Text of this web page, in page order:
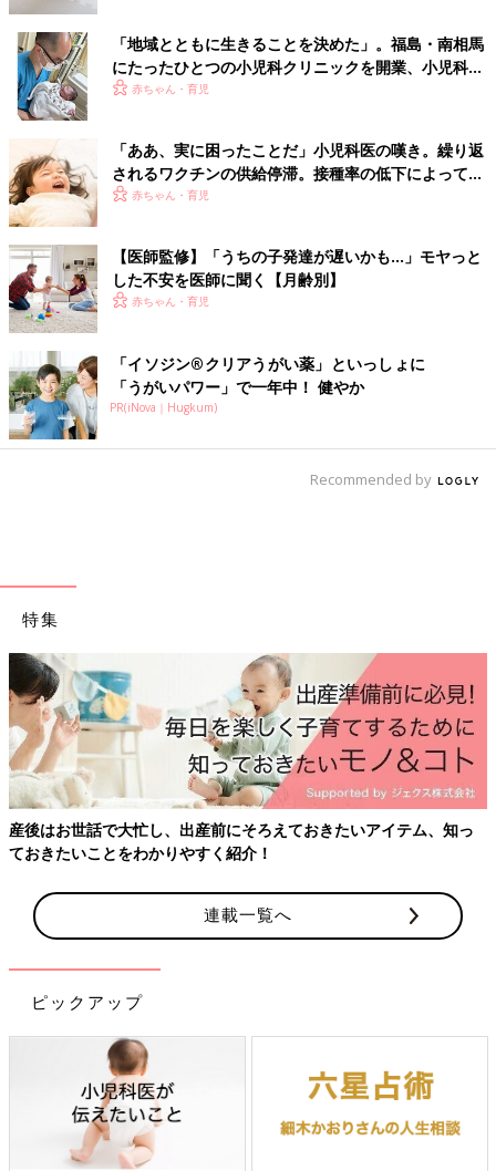
ダウンロード（無料）
育児中におススメの本
クス たまひよ新百科シリーズ)
大人気「新百科シリーズ」の「育児新百科」がリニューアル！
新生児から
マ＆パパができることを徹底紹介。
毎日のお世話を基本からていねいに解説。
新生児期からのお世話も写真でよくわかる！ 月齢別に、体・心
ワンオペおふろの手順など、ママ・パパの「困った！」を具体的
なテクで解決。
予防接種や乳幼児健診、事故・けがの予防と対策、病気の受診の
目安などもわかりやすく紹介しています。
楽天ブックスで購入
「地域とともに生きることを決めた」。福島・南相馬
にたったひとつの小児科クリニックを開業、小児科医
の現在と未来
赤ちゃん・育児
「ああ、実に困ったことだ」小児科医の嘆き。繰り返
されるワクチンの供給停滞。接種率の低下によって心
配されること【小児科医】
赤ちゃん・育児
【医師監修】「うちの子発達が遅いかも…」モヤっと
した不安を医師に聞く【月齢別】
赤ちゃん・育児
「イソジン®クリアうがい薬」といっしょに
「うがいパワー」で一年中！ 健やか
PR(iNova｜Hugkum)
Recommended by
特集
産後はお世話で大忙し、出産前にそろえておきたいアイテム、知っ
ておきたいことをわかりやすく紹介！
連載一覧へ
ピックアップ